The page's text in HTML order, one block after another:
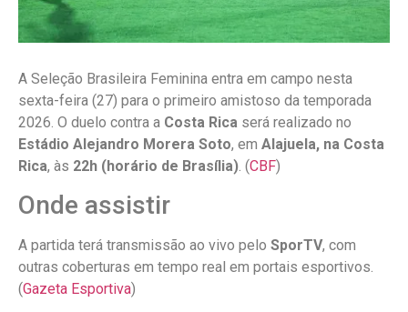
A Seleção Brasileira Feminina entra em campo nesta
sexta-feira (27) para o primeiro amistoso da temporada
2026. O duelo contra a Costa Rica será realizado no
Estádio Alejandro Morera Soto, em Alajuela, na Costa
Rica, às 22h (horário de Brasília) . (CBF)
Onde assistir
A partida terá transmissão ao vivo pelo SporTV, com
outras coberturas em tempo real em portais esportivos.
(Gazeta Esportiva)